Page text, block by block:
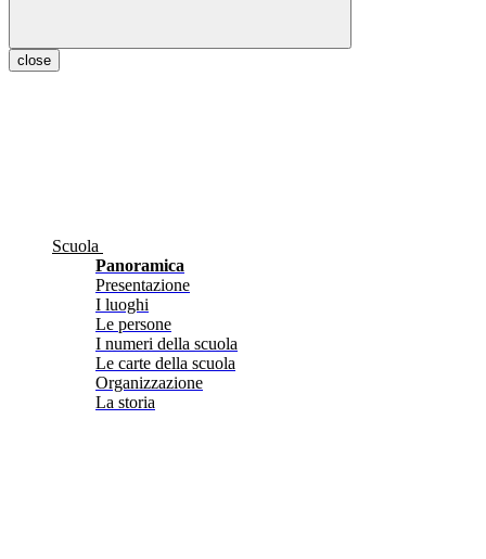
close
Scuola
Panoramica
Presentazione
I luoghi
Le persone
I numeri della scuola
Le carte della scuola
Organizzazione
La storia